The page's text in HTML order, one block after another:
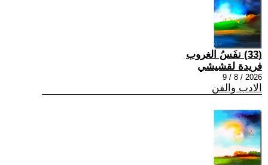
(33) نفَسُ الغروب
فريدة لقشيشي
2026 / 8 / 9
الادب والفن